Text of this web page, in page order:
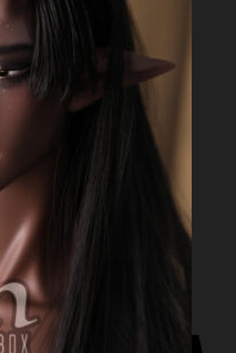
ありません。
せん。